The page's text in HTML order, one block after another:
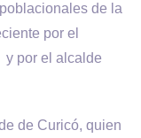
de la
por el
por el alcalde
de Curicó, quien